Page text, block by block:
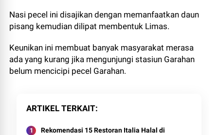
Nasi pecel ini disajikan dengan memanfaatkan daun
pisang kemudian dilipat membentuk Limas.
Keunikan ini membuat banyak masyarakat merasa
ada yang kurang jika mengunjungi stasiun Garahan
belum mencicipi pecel Garahan.
ARTIKEL TERKAIT
Rekomendasi 15 Restoran Italia Halal di